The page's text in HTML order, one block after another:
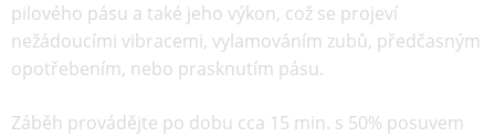
pilového pásu a také jeho výkon, což se projeví
nežádoucími vibracemi, vylamováním zubů, předčasným
opotřebením, nebo prasknutím pásu.
Záběh provádějte po dobu cca 15 min. s 50% posuvem